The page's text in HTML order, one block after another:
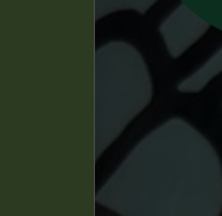
Filtrer
Hergé